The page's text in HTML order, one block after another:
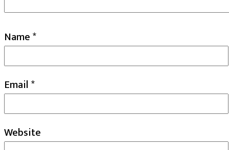
Name*
Email*
Website